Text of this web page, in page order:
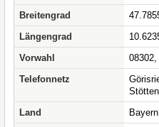
Breitengrad
Längengrad
Vorwahl
Telefonnetz
Land
Bayern